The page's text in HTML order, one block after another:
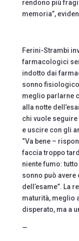
rendono più
memoria”,
Ferini-Strambi
farmacologici
indotto dai
sonno
meglio parlarne
alla notte
chi vuole seguire
e uscire con gli
“Va bene –
faccia troppo
niente fumo:
sonno può
dell’esame”. La
maturità, meglio
disperato, ma a
—